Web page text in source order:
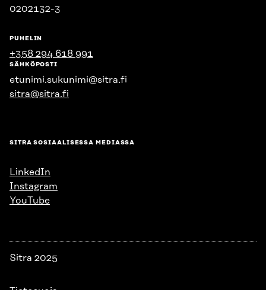
0202132-3
PUHELIN
+358 294 618 991
SÄHKÖPOSTI
etunimi.sukunimi@sitra.fi
sitra@sitra.fi
SITRA SOSIAALISESSA MEDIASSA
LinkedIn
Instagram
YouTube
Sitra 2025